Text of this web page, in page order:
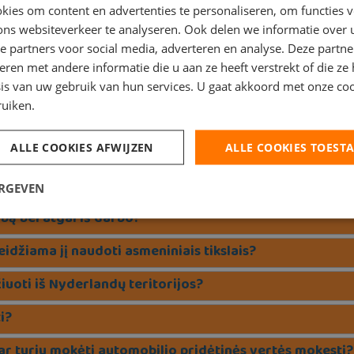
bus apmokama?
mano gimtąja kalba?
darbo sutartis (CAO)?
bei atgal iš darbo?
jį naudoti asmeniniais tikslais?
iš Nyderlandų teritorijos?
om content en advertenties te personaliseren, om functies
websiteverkeer te analyseren. Ook delen we informatie over
partners voor social media, adverteren en analyse. Deze
met andere informatie die u aan ze heeft verstrekt of die ze
van uw gebruik van hun services. U gaat akkoord met onze
ALLE COOKIES
ALLE COOKIES AFWIJZEN